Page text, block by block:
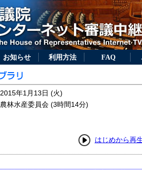
お知らせ 利用方法 FAQ
2015年1月13日 (火)
農林水産委員会 (3時間14分)
はじめから再